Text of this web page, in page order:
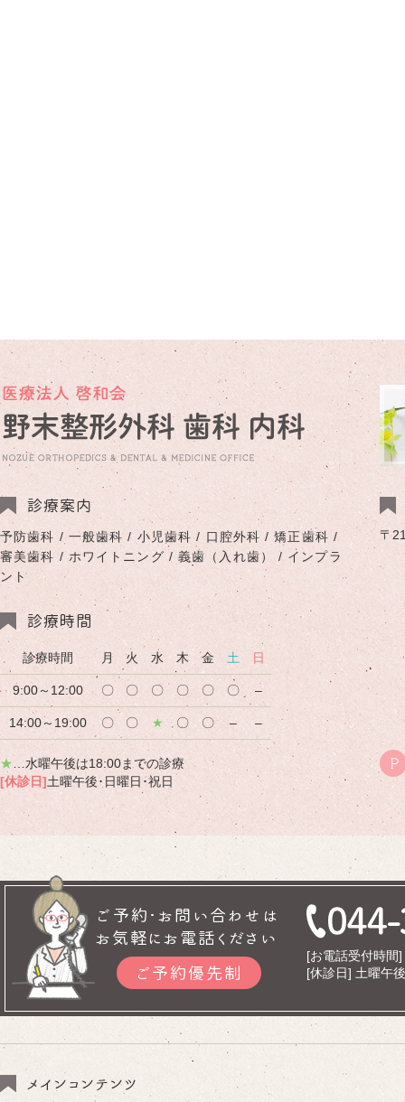
診療案内
予防歯科 / 一般歯科 / 小児歯科 / 口腔外科 / 矯正歯科 /
審美歯科 / ホワイトニング / 義歯（入れ歯） / インプラ
ント
診療時間
診療時間 月 火 水 木 金 土 日
9:00～12:00 〇 〇 〇 〇 〇 〇 –
14:00～19:00 〇 〇 ★ 〇 〇 – –
★ …水曜午後は18:00までの診療
[休診日]土曜午後･日曜日･祝日
〒
P
ご予約･お問い合わせは
お気軽にお電話ください
ご予約優先制
[お電話受付時間
[休診日] 土曜午
メインコンテンツ